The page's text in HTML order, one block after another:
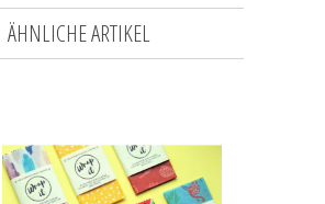
ÄHNLICHE ARTIKEL